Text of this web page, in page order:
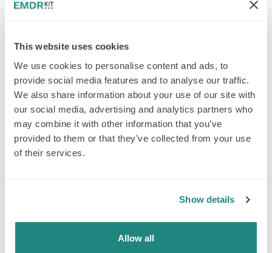
This website uses cookies
We use cookies to personalise content and ads, to
provide social media features and to analyse our traffic.
We also share information about your use of our site with
our social media, advertising and analytics partners who
may combine it with other information that you’ve
provided to them or that they’ve collected from your use
of their services.
Show details
Allow all
Pulsators
Cable de Pulsator de repuesto
Nota: este producto no incluye el Light Tube ni
los auriculares.
EMDR Kit Classic